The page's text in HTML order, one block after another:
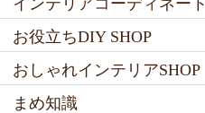
お役立ちDIY SHOP
おしゃれインテリアSHOP
まめ知識